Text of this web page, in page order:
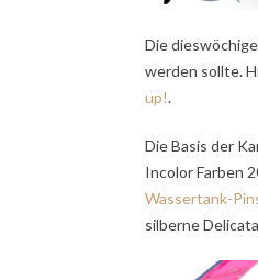
Die
werden sollte.
up!.
Die Basis der
Incolor Farben
Wassertank-
silberne